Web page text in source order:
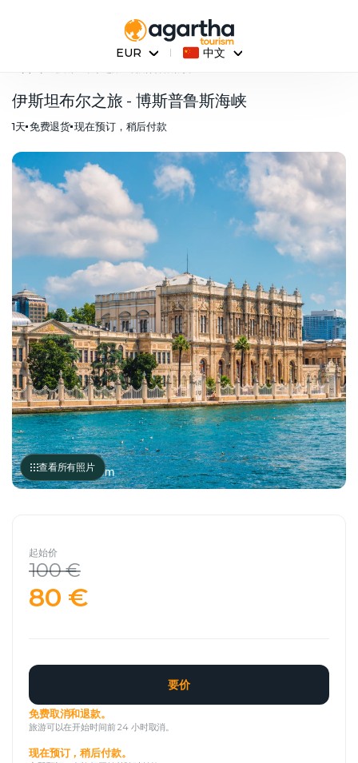
EUR 中文
伊斯坦布尔之旅 - 博斯普鲁斯海峡
1天 免费退货 现在预订，稍后付款
查看所有照片
起始价
100 €
80 €
要价
免费取消和退款。
旅游可以在开始时间前 24 小时取消。
现在预订，稍后付款。